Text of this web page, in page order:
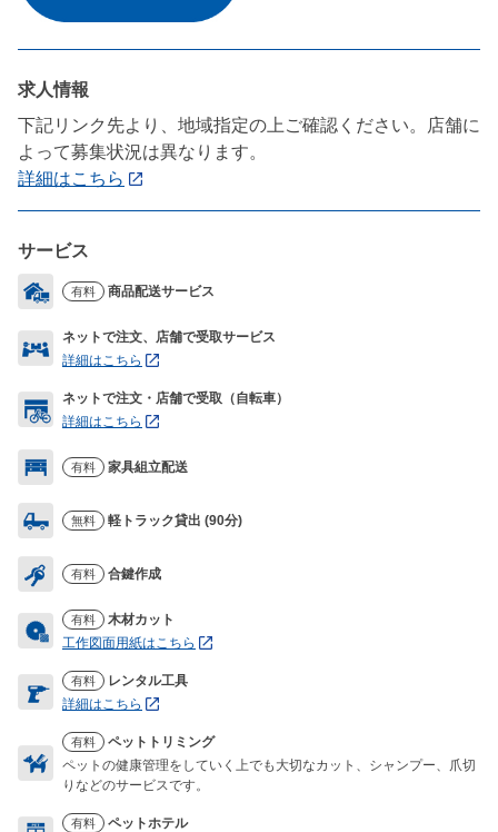
求人情報
下記リンク先より、地域指定の上ご確認ください。店舗に
よって募集状況は異なります。
詳細はこちら
サービス
有料 商品配送サービス
ネットで注文、店舗で受取サービス
詳細はこちら
ネットで注文・店舗で受取（自転車）
詳細はこちら
有料 家具組立配送
無料 軽トラック貸出 (90分)
有料 合鍵作成
有料
木材カット
工作図面用紙はこちら
有料
レンタル工具
詳細はこちら
有料
ペットトリミング
ペットの健康管理をしていく上でも大切なカット、シャンプー、爪切
りなどのサービスです。
有料
ペットホテル